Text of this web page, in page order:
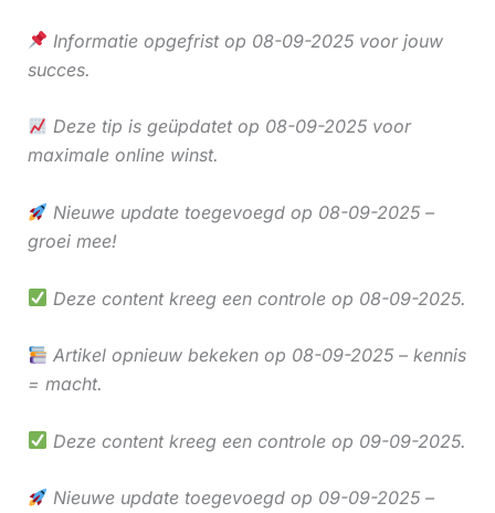
Informatie opgefrist op 08-09-2025 voor jouw
succes.
Deze tip is geüpdatet op 08-09-2025 voor
maximale online winst.
Nieuwe update toegevoegd op 08-09-2025 –
groei mee!
Deze content kreeg een controle op 08-09-2025.
Artikel opnieuw bekeken op 08-09-2025 – kennis
= macht.
Deze content kreeg een controle op 09-09-2025.
Nieuwe update toegevoegd op 09-09-2025 –